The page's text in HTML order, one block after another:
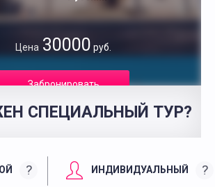
Цена 30000 руб.
Забронировать
СПЕЦИАЛЬНЫЙ ТУР?
? ИНДИВИДУАЛЬНЫЙ ?